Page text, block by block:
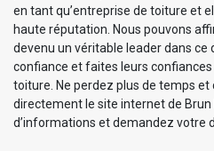
en tant qu’entreprise de toiture et
haute réputation. Nous pouvons
devenu un véritable leader dans ce
confiance et faites leurs
toiture. Ne perdez plus de temps et
directement le site internet de Brun
d’informations et demandez votre